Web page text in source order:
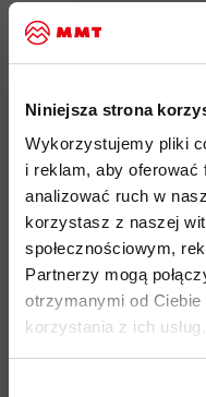
Niniejsza strona
Wykorzystujemy pliki
i reklam, aby oferować
analizować ruch w
korzystasz z naszej
społecznościowym,
Partnerzy mogą
otrzymanymi od
korzystania z ich usług.
gramaturze 150g/m
2
pochodzącego z
wykończenie materiału
redukuje powstawanie
srebra
technologia barwienia
zrównoważona
90% mniej